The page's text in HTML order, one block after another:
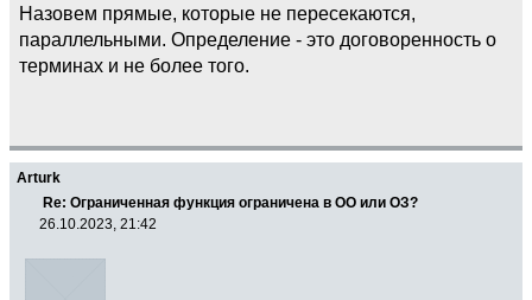
Назовем прямые, которые не пересекаются,
параллельными. Определение - это договоренность о
терминах и не более того.
Arturk
Re: Ограниченная функция ограничена в ОО или ОЗ?
26.10.2023, 21:42